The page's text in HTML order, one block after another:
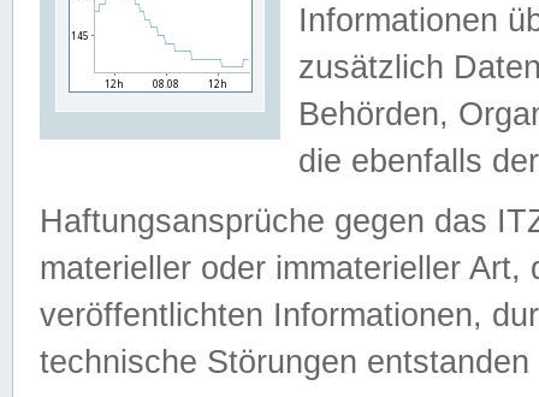
Informationen
zusätzlich
Behörden,
die ebenfalls
Haftungsansprüche gegen das
materieller oder immaterieller
veröffentlichten Informationen,
technische Störungen